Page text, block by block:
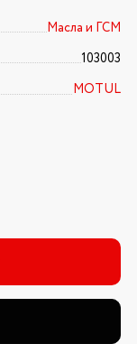
Масла и ГСМ
103003
MOTUL